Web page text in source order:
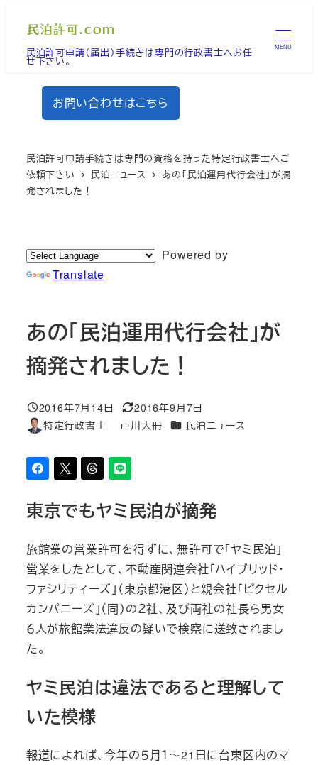
民泊許可申請（届出）手続きは専門の行政書士へお任
せ下さい。
MENU
お問い合わせはこちら
民泊許可申請手続きは専門の資格を持った特定行政書士へご
依頼下さい
民泊ニュース
あの「民泊運用代行会社」が摘
発されました！
Powered by
Translate
あの「民泊運用代行会社」が
摘発されました！
投稿日
2016年7月14日
更新日
2016年9月7日
著
特定行政書士 戸川大冊 カテゴリー
民泊ニュース
東京でもヤミ民泊が摘発
旅館業の営業許可を得ずに、無許可で「ヤミ民泊」
営業をしたとして、不動産関連会社「ハイブリッド・
ファシリティーズ」（東京都港区）と親会社「ピクセル
カンパニーズ」（同）の２社、及び両社の社長ら男女
６人が旅館業法違反の疑いで検察に送致されまし
た。
ヤミ民泊は違法であると理解して
いた模様
報道によれば、今年の５月１～21日に台東区内のマ